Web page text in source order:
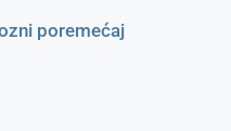
poremećaj